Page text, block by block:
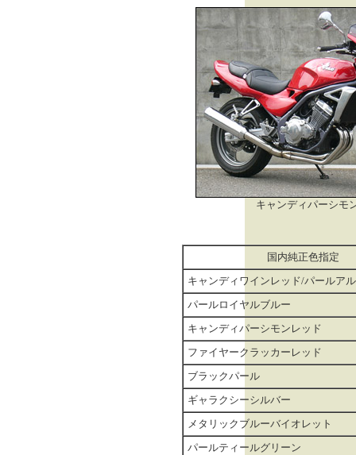
キャンディパーシモ
国内純正色指定
キャンディワインレッド/パールア
パールロイヤルブルー
キャンディパーシモンレッド
ファイヤークラッカーレッド
ブラックパール
ギャラクシーシルバー
メタリックブルーバイオレット
パールティールグリーン